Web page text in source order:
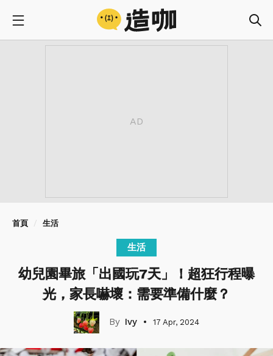
首頁 生活
生活
幼兒園畢旅「出國玩7天」！超狂行程曝
光，家長嚇壞：需要準備什麼？
Ivy 17 Apr, 2024